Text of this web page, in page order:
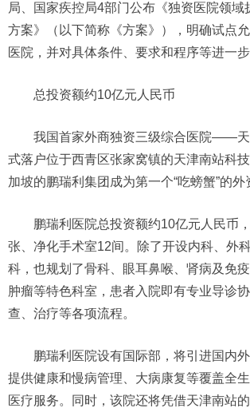
局、国家疾控局4部门公布《独资医院领域
方案》（以下简称《方案》），明确试点
医院，并对具体条件、要求和程序等进一步
总投资额约10亿元人民币
我国首家外商独资三级综合医院——
式落户位于西青区张家窝镇的天津南站科
加坡的鹏瑞利集团成为第一个“吃螃蟹”的外
鹏瑞利医院总投资额约10亿元人民币
张、净化手术室12间。除了开设内科、外
科，也规划了骨科、眼耳鼻喉、肾病及免疫
肿瘤等特色科室，患者入院即有专业导诊
查、治疗等各项流程。
鹏瑞利医院设有国际部，将引进国内
提供健康和慢病管理、大病康复等覆盖全
医疗服务。同时，该院还将凭借天津南站